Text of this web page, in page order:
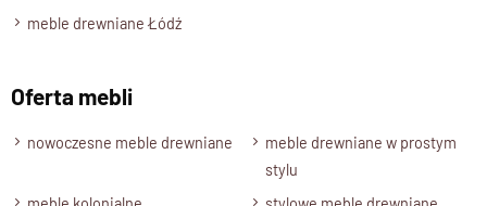
sobie prostotę
drewna.
meble drewniane Łódź
Oferta mebli
nowoczesne meble drewniane
meble drewniane w prostym
stylu